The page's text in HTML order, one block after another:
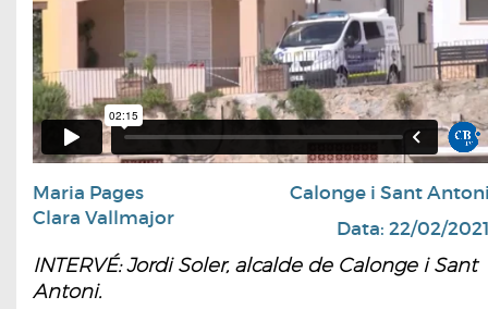
Maria Pages
Clara Vallmajor
Calonge i Sant
Data: 22/02/
INTERVÉ: Jordi Soler, alcalde de Calonge i Sant
Antoni.